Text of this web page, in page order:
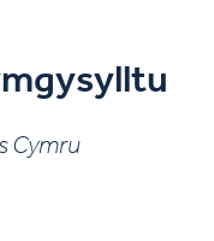
Cymru